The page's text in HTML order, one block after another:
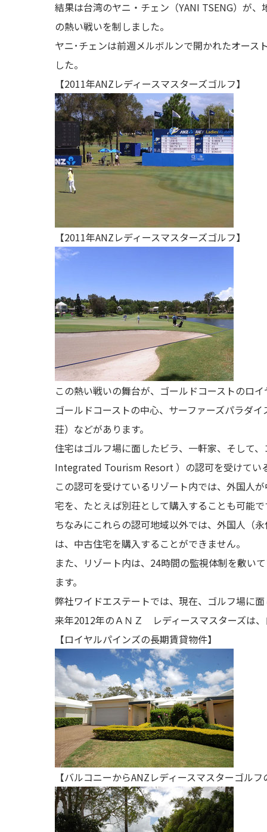
結果は台湾のヤニ・チェン（YANI TSENG）が
の熱い戦いを制しました。
ヤニ･チェンは前週メルボルンで開かれたオース
した。
【2011年ANZレディースマスターズゴルフ】
【2011年ANZレディースマスターズゴルフ】
この熱い戦いの舞台が、ゴールドコーストのロ
ゴールドコーストの中心、サーファーズパラダ
荘）などがあります。
住宅はゴルフ場に面したビラ、一軒家、そして
Integrated Tourism Resort ）の認可を受けてい
この認可を受けているリゾート内では、外国人
宅を、たとえば別荘として購入することも可能で
ちなみにこれらの認可地域以外では、外国人（
は、中古住宅を購入することができません。
また、リゾート内は、24時間の監視体制を敷い
ます。
弊社ワイドエステートでは、現在、ゴルフ場に
来年2012年のＡＮＺ レディースマスターズは
【ロイヤルパインズの長期賃貸物件】
【バルコニーからANZレディースマスターゴル